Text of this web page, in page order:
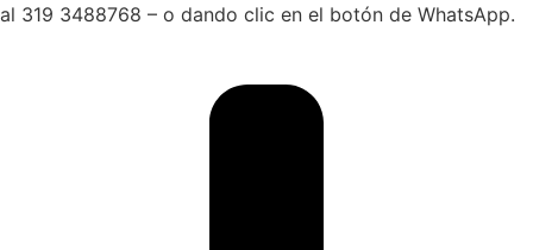
al 319 3488768 – o dando clic en el botón de WhatsApp.